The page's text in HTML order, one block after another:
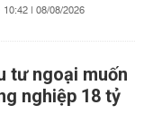
10:42 | 08/08/2026
tư ngoại muốn
nghiệp 18 tỷ